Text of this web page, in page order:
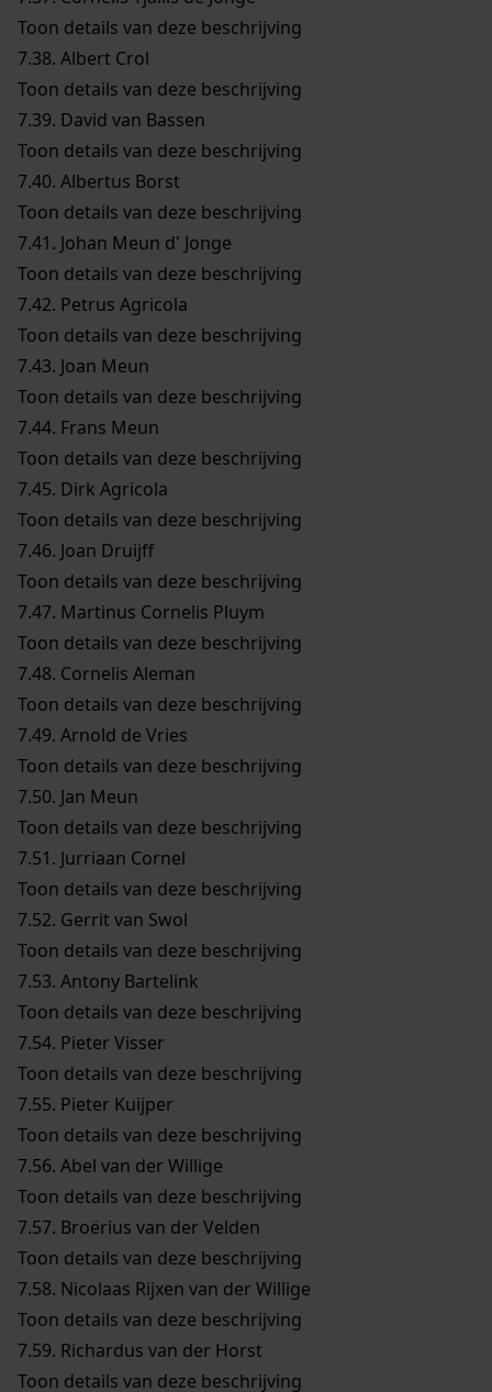
Toon details van deze beschrijving
7.38. Albert Crol
Toon details van deze beschrijving
7.39. David van Bassen
Toon details van deze beschrijving
7.40. Albertus Borst
Toon details van deze beschrijving
7.41. Johan Meun d' Jonge
Toon details van deze beschrijving
7.42. Petrus Agricola
Toon details van deze beschrijving
7.43. Joan Meun
Toon details van deze beschrijving
7.44. Frans Meun
Toon details van deze beschrijving
7.45. Dirk Agricola
Toon details van deze beschrijving
7.46. Joan Druijff
Toon details van deze beschrijving
7.47. Martinus Cornelis Pluym
Toon details van deze beschrijving
7.48. Cornelis Aleman
Toon details van deze beschrijving
7.49. Arnold de Vries
Toon details van deze beschrijving
7.50. Jan Meun
Toon details van deze beschrijving
7.51. Jurriaan Cornel
Toon details van deze beschrijving
7.52. Gerrit van Swol
Toon details van deze beschrijving
7.53. Antony Bartelink
Toon details van deze beschrijving
7.54. Pieter Visser
Toon details van deze beschrijving
7.55. Pieter Kuijper
Toon details van deze beschrijving
7.56. Abel van der Willige
Toon details van deze beschrijving
7.57. Broërius van der Velden
Toon details van deze beschrijving
7.58. Nicolaas Rijxen van der Willige
Toon details van deze beschrijving
7.59. Richardus van der Horst
Toon details van deze beschrijving